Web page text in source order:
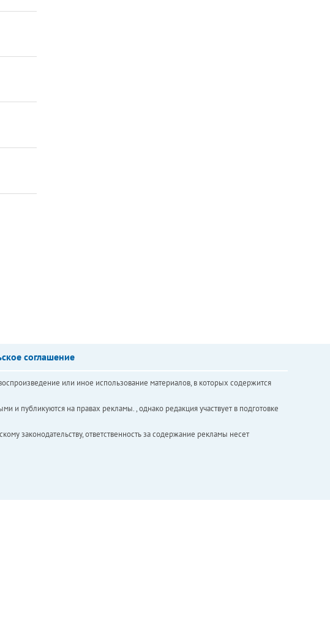
соглашение
или иное использование материалов, в которых содержится
и публикуются на правах рекламы. , однако редакция участвует в подготовке
законодательству, ответственность за содержание рекламы несет